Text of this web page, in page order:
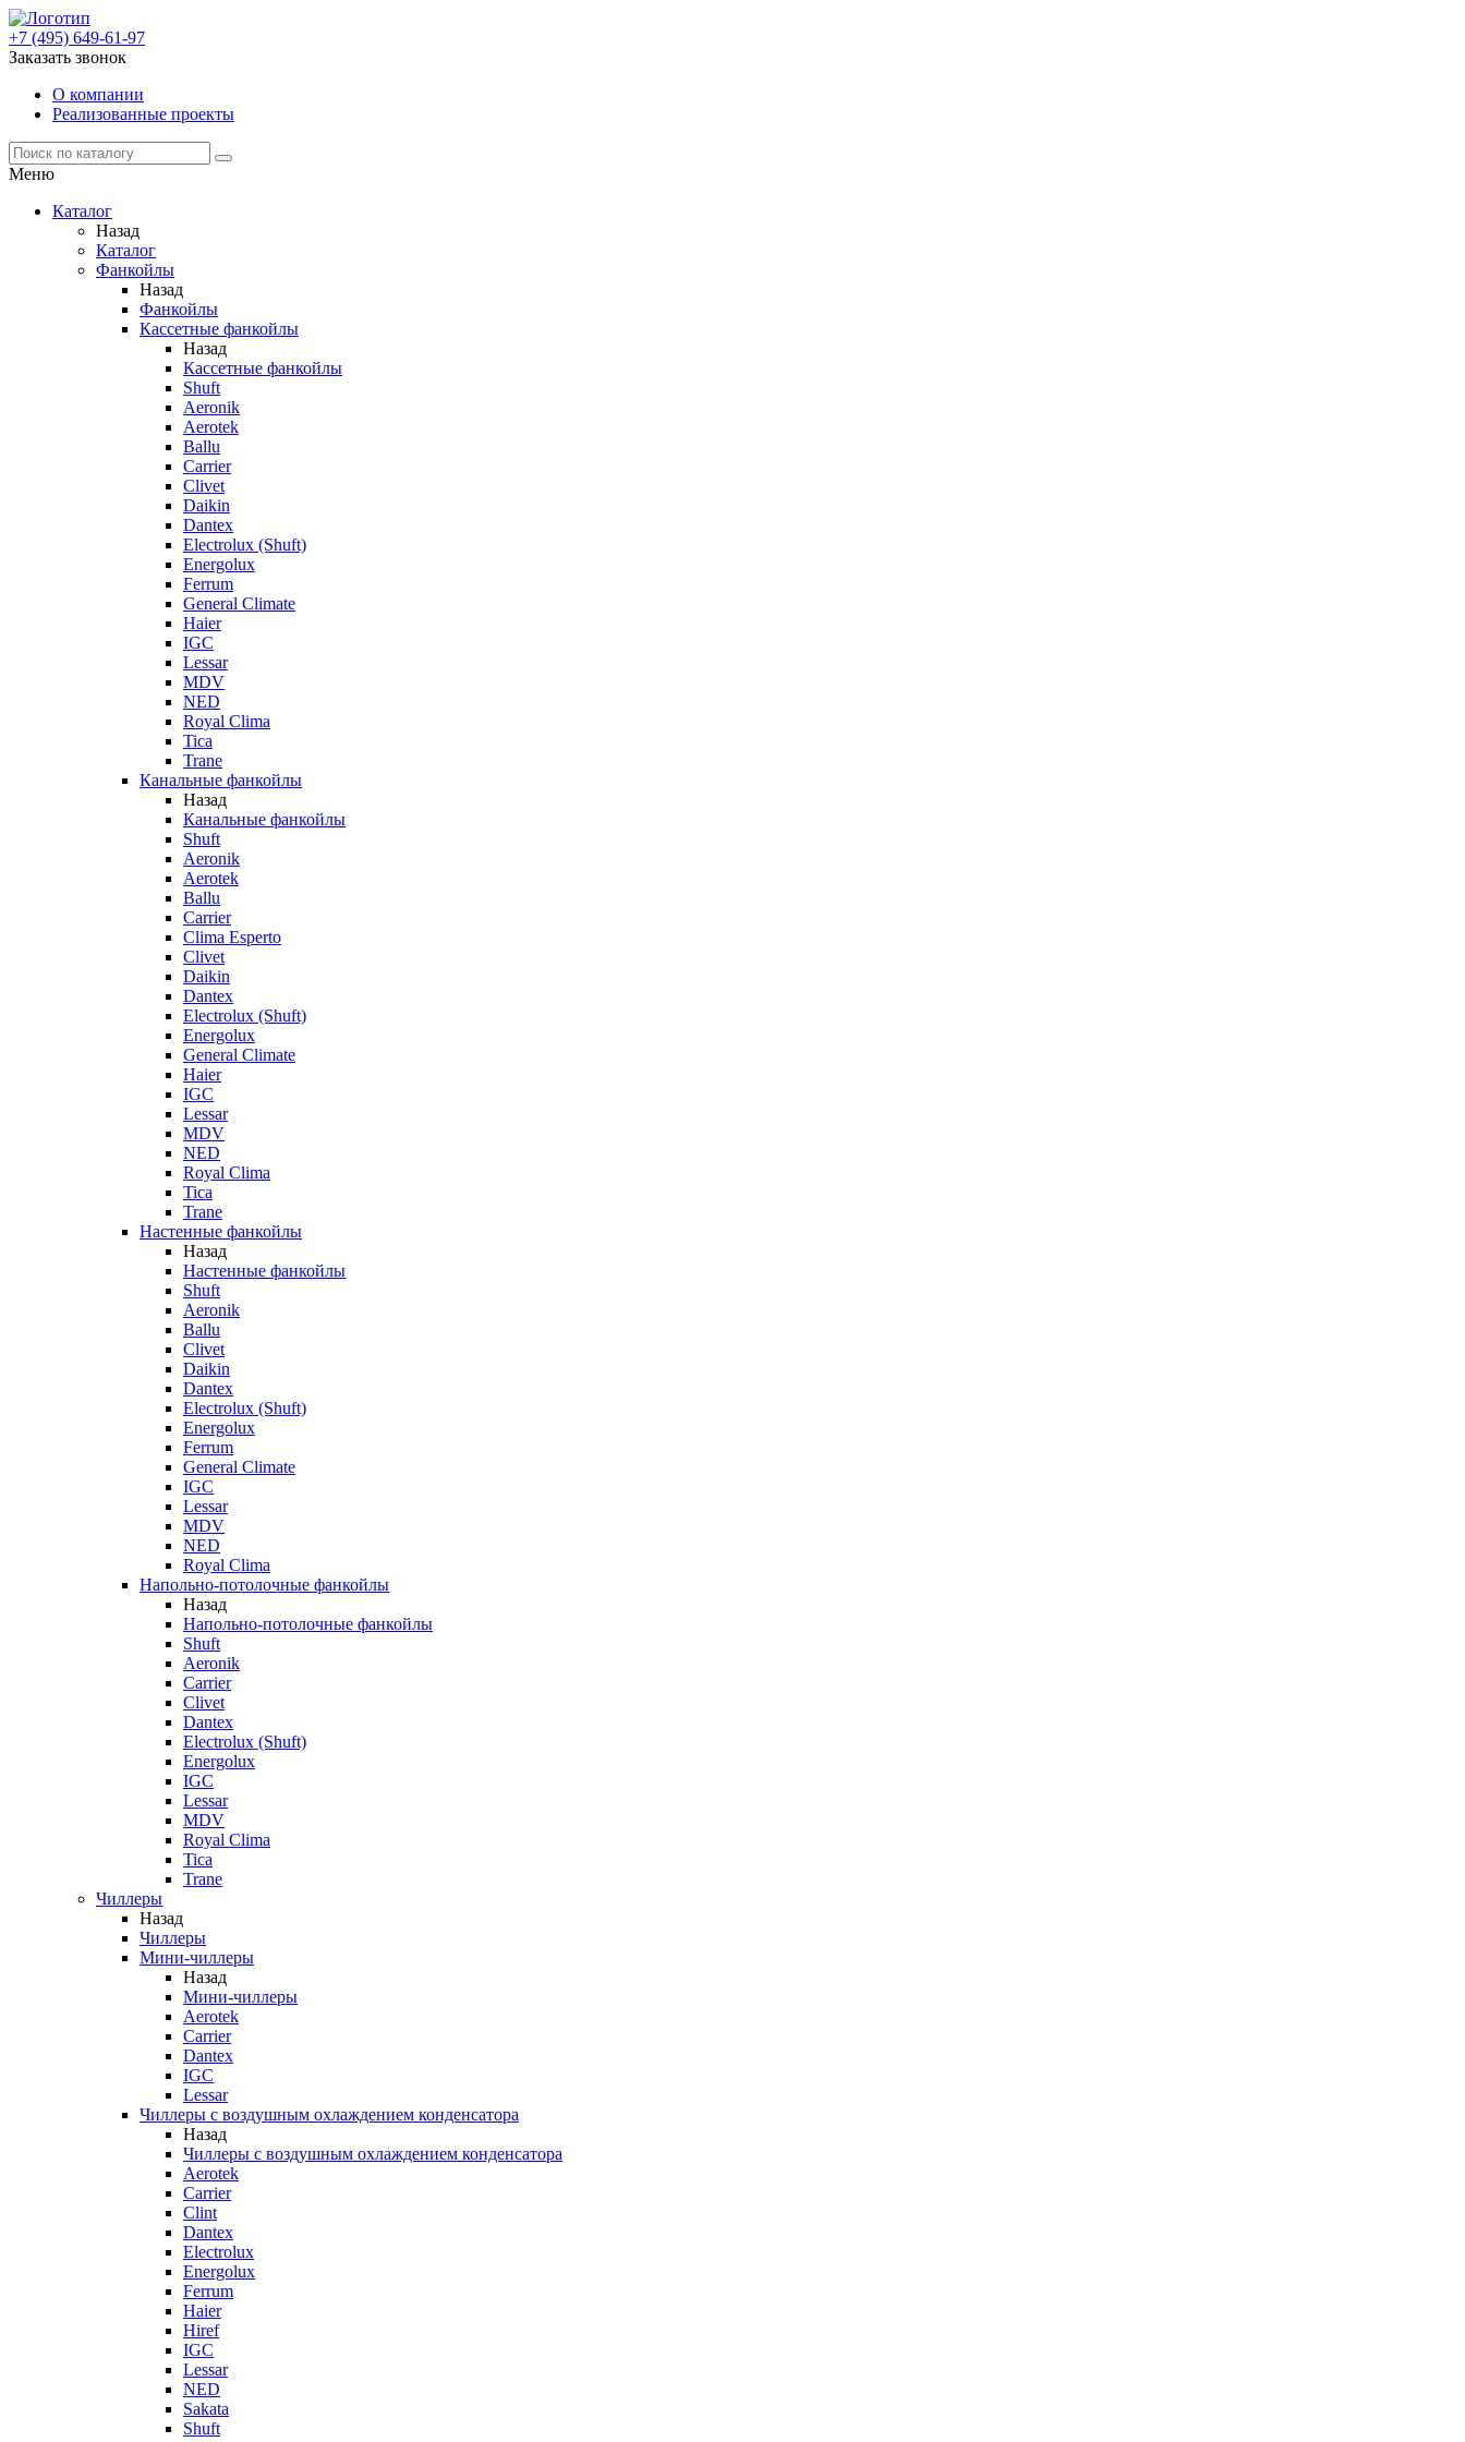
+7 (495) 649-61-97
Заказать звонок
О компании
Реализованные проекты
Меню
Каталог
Назад
Каталог
Фанкойлы
Назад
Фанкойлы
Кассетные фанкойлы
Назад
Кассетные фанкойлы
Shuft
Aeronik
Aerotek
Ballu
Carrier
Clivet
Daikin
Dantex
Electrolux (Shuft)
Energolux
Ferrum
General Climate
Haier
IGC
Lessar
MDV
NED
Royal Clima
Tica
Trane
Канальные фанкойлы
Назад
Канальные фанкойлы
Shuft
Aeronik
Aerotek
Ballu
Carrier
Clima Esperto
Clivet
Daikin
Dantex
Electrolux (Shuft)
Energolux
General Climate
Haier
IGC
Lessar
MDV
NED
Royal Clima
Tica
Trane
Настенные фанкойлы
Назад
Настенные фанкойлы
Shuft
Aeronik
Ballu
Clivet
Daikin
Dantex
Electrolux (Shuft)
Energolux
Ferrum
General Climate
IGC
Lessar
MDV
NED
Royal Clima
Напольно-потолочные фанкойлы
Назад
Напольно-потолочные фанкойлы
Shuft
Aeronik
Carrier
Clivet
Dantex
Electrolux (Shuft)
Energolux
IGC
Lessar
MDV
Royal Clima
Tica
Trane
Чиллеры
Назад
Чиллеры
Мини-чиллеры
Назад
Мини-чиллеры
Aerotek
Carrier
Dantex
IGC
Lessar
Чиллеры с воздушным охлаждением конденсатора
Назад
Чиллеры с воздушным охлаждением конденсатора
Aerotek
Carrier
Clint
Dantex
Electrolux
Energolux
Ferrum
Haier
Hiref
IGC
Lessar
NED
Sakata
Shuft